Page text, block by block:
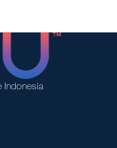
Indonesia